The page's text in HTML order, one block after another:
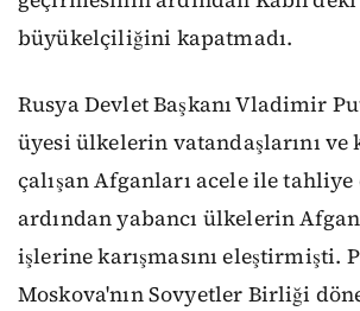
büyükelçiliğini kapatmadı.
Rusya Devlet Başkanı Vladimir
üyesi ülkelerin vatandaşlarını
çalışan Afganları acele ile
ardından yabancı ülkelerin
işlerine karışmasını eleştirmişti.
Moskova'nın Sovyetler Birliği